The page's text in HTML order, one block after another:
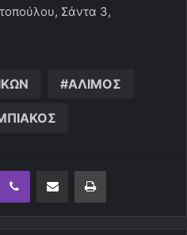
Σάντα 3,
ΑΛΙΜΟΣ
Viber Κοινοποίηση μέσω ηλεκτρονικού ταχυδρομείουΕκτύπωση